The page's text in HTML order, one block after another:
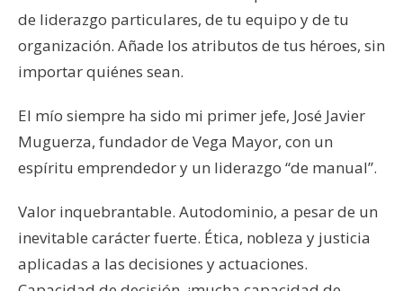
de liderazgo particulares, de tu equipo y de tu
organización. Añade los atributos de tus héroes, sin
importar quiénes sean.
El mío siempre ha sido mi primer jefe, José Javier
Muguerza, fundador de Vega Mayor, con un
espíritu emprendedor y un liderazgo “de manual”.
Valor inquebrantable. Autodominio, a pesar de un
inevitable carácter fuerte. Ética, nobleza y justicia
aplicadas a las decisiones y actuaciones.